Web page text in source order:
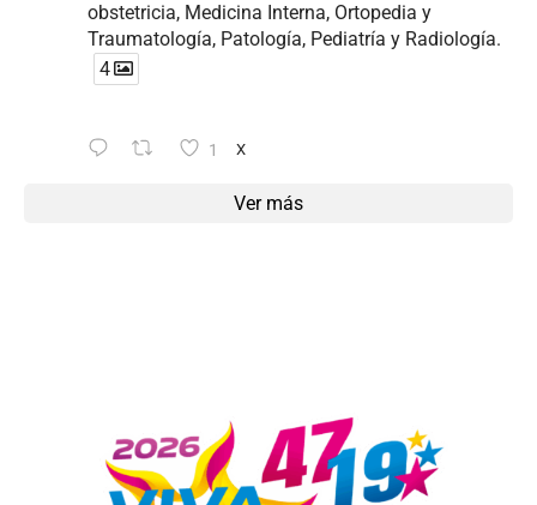
obstetricia, Medicina Interna, Ortopedia y
Traumatología, Patología, Pediatría y Radiología.
4
1 X
Ver más